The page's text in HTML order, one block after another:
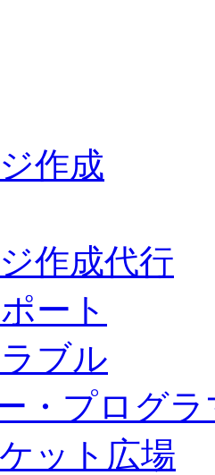
作成
作成代行
ート
ブル
・プログラ
ット広場